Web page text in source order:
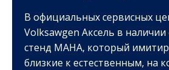
В официальных сервисных
Volksawgen Аксель в
стенд MAHA, который
близкие к естественным, на